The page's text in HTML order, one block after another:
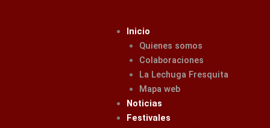
Inicio
Quienes somos
Colaboraciones
La Lechuga Fresquita
Mapa web
Noticias
Festivales